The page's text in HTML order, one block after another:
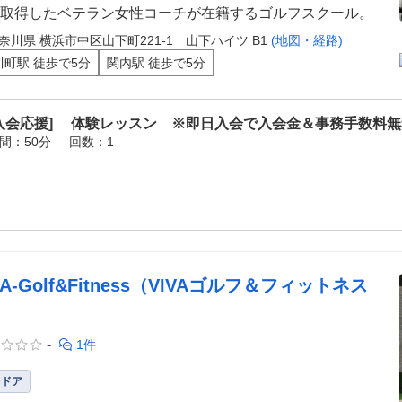
得したベテラン女性コーチが在籍するゴルフスクール。
川県 横浜市中区山下町221-1 山下ハイツ B1 (地図・経路)
町駅 徒歩で5分
関内駅 徒歩で5分
会応援] 体験レッスン ※即日入会で入会金＆事務手数料
：50分 回数：1
Golf&Fitness（VIVAゴルフ＆フィットネス
- 1件
ア